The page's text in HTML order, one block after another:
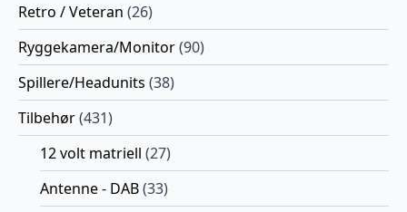
Retro / Veteran (26)
Ryggekamera/Monitor(90)
Spillere/Headunits (38)
Tilbehør(431)
12 volt matriell (27)
Antenne - DAB(33)